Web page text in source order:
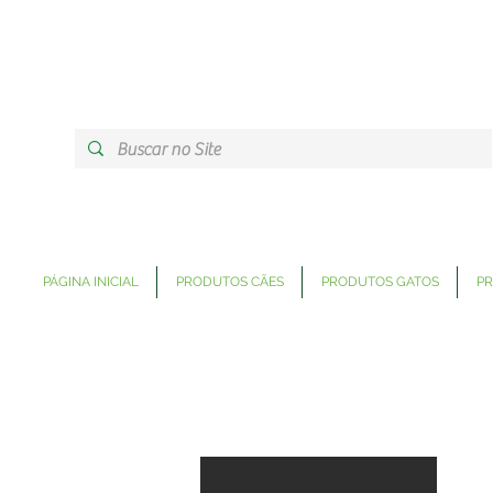
PÁGINA INICIAL PRODUTOS CÃES PRODUTOS GATOS